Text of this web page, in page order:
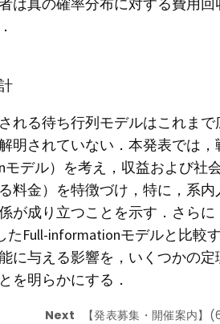
る待ち行列モデルはこれま
されていない．本発表では
デル）を考え，収益および社
金）を特徴づけ，特に，系
成り立つことを示す．さらに
Full-informationモデルと比較
与える影響を，いくつかの
を明らかにする．
Next 【発表募集・開催案内】